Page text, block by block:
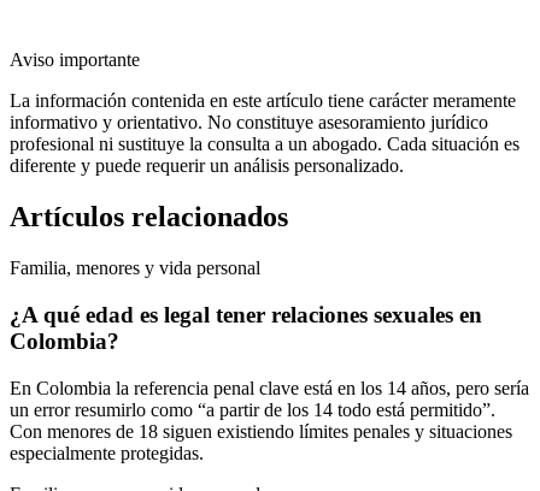
Aviso importante
La información contenida en este artículo tiene carácter meramente
informativo y orientativo. No constituye asesoramiento jurídico
profesional ni sustituye la consulta a un abogado. Cada situación es
diferente y puede requerir un análisis personalizado.
Artículos relacionados
Familia, menores y vida personal
¿A qué edad es legal tener relaciones sexuales en
Colombia?
En Colombia la referencia penal clave está en los 14 años, pero sería
un error resumirlo como “a partir de los 14 todo está permitido”.
Con menores de 18 siguen existiendo límites penales y situaciones
especialmente protegidas.